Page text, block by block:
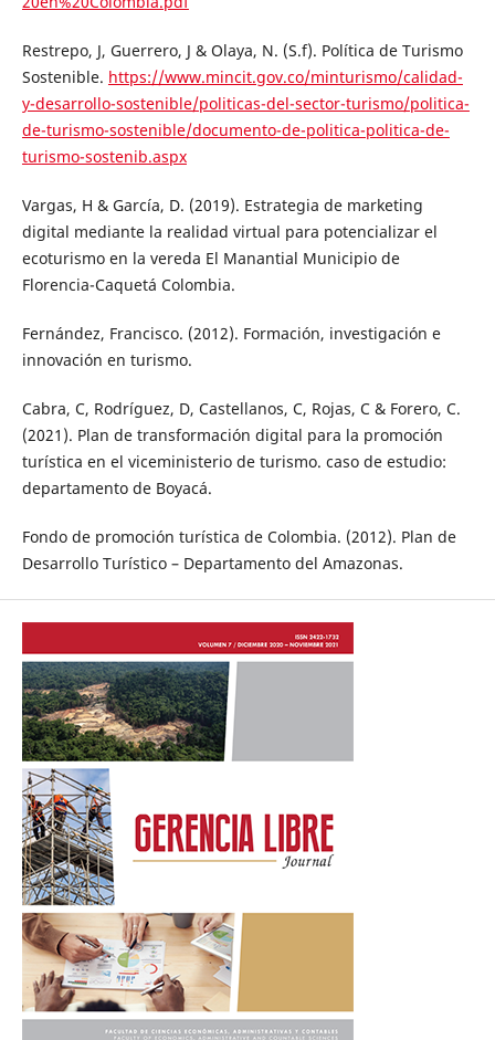
Restrepo, J, Guerrero, J & Olaya, N. (S.f). Política de Turismo
Sostenible. https://www.mincit.gov.co/minturismo/calidad-
y-desarrollo-sostenible/politicas-del-sector-turismo/politica-
de-turismo-sostenible/documento-de-politica-politica-de-
turismo-sostenib.aspx
Vargas, H & García, D. (2019). Estrategia de marketing
digital mediante la realidad virtual para potencializar el
ecoturismo en la vereda El Manantial Municipio de
Florencia-Caquetá Colombia.
Fernández, Francisco. (2012). Formación, investigación e
innovación en turismo.
Cabra, C, Rodríguez, D, Castellanos, C, Rojas, C & Forero, C.
(2021). Plan de transformación digital para la promoción
turística en el viceministerio de turismo. caso de estudio:
departamento de Boyacá.
Fondo de promoción turística de Colombia. (2012). Plan de
Desarrollo Turístico – Departamento del Amazonas.